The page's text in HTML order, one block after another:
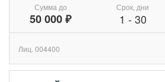
Сумма до
50 000 ₽
Срок, дни
1 - 30
Лиц. 004400